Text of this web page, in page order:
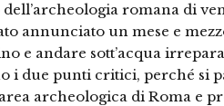
romana di
annunciato un mese e
e andare sott’acqua
i due punti critici, perché si
archeologica di Roma e